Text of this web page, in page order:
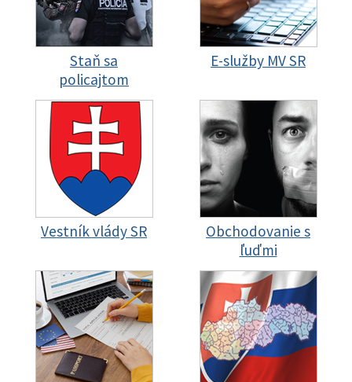
Staň sa
policajtom
E-služby MV SR
Vestník vlády SR
Obchodovanie s
ľuďmi